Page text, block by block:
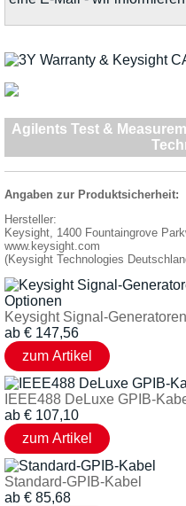
Agilents Test &
Angaben zur Produktsicherheit:
Hersteller:
Keysight, 1400 Fountaingrove
www.keysight.com
(Keysight Technologies
Keysight Signal-
ab € 147,56
IEEE488 DeLuxe GPIB-
ab € 107,10
Standard-GPIB-Kabel
ab € 85,68